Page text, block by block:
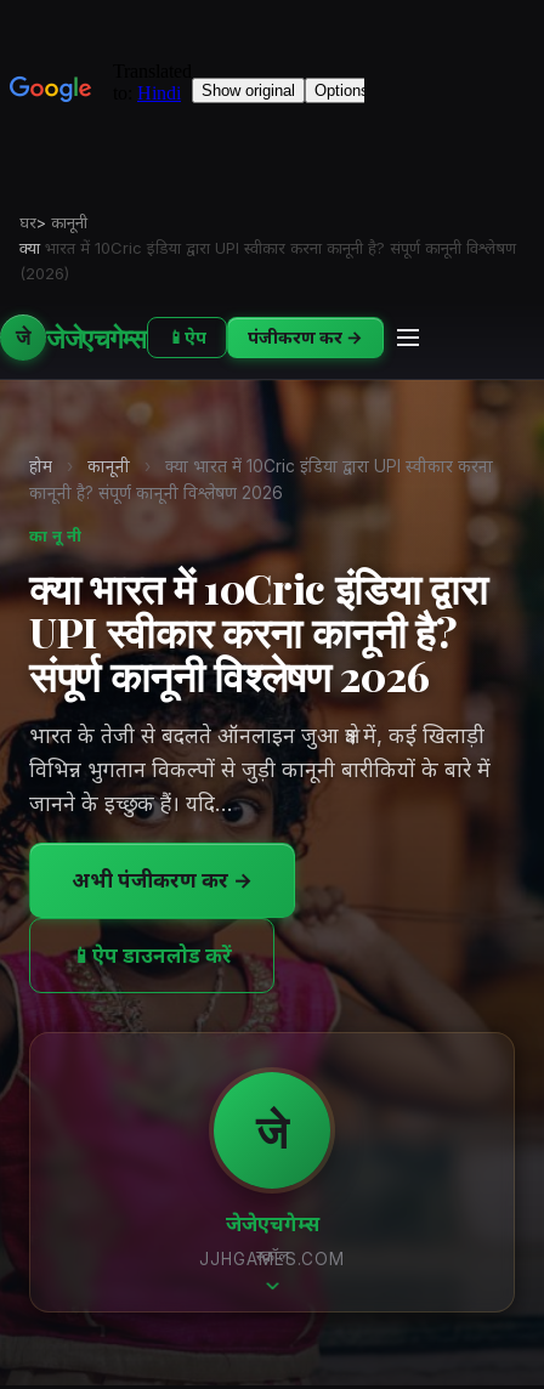
घर> कानूनी
क्याभारत में 10Cric इंडिया द्वारा UPI स्वीकार करना कानूनी है? संपूर्ण कानूनी विश्लेषण
(2026)
जे जेजेएचगेम्स 📱 ऐप पंजीकरण करें →
होम › कानूनी ›
क्या भारत में 10Cric इंडिया द्वारा UPI स्वीकार करना
कानूनी है? संपूर्ण कानूनी विश्लेषण 2026
कानूनी
क्या भारत में 10Cric इंडिया द्वारा
UPI स्वीकार करना कानूनी है?
संपूर्ण कानूनी विश्लेषण 2026
भारत के तेजी से बदलते ऑनलाइन जुआ क्षेत्र में, कई खिलाड़ी
विभिन्न भुगतान विकल्पों से जुड़ी कानूनी बारीकियों के बारे में
जानने के इच्छुक हैं। यदि…
अभी पंजीकरण करें →
📱ऐप डाउनलोड करें
जे
जेजेएचगेम्स
JJHGAMES.COM
स्क्रॉल